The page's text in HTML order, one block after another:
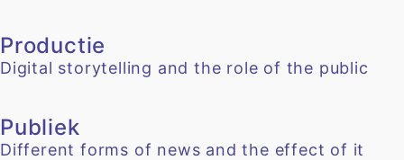
Productie
Digital storytelling and the role of the public
Publiek
Different forms of news and the effect of it